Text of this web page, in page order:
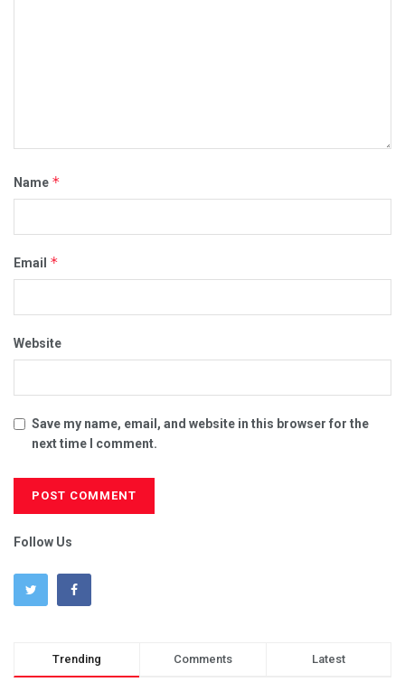
Name *
Email *
Website
Save my name, email, and website in this browser for the
next time I comment.
Follow Us
Trending Comments Latest